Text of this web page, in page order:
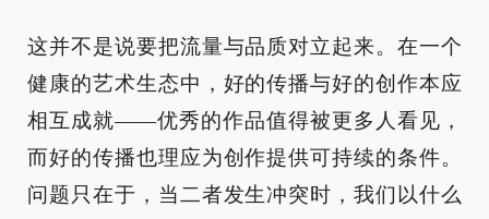
这并不是说要把流量与品质对立起来。在一个
健康的艺术生态中，好的传播与好的创作本应
相互成就——优秀的作品值得被更多人看见，
而好的传播也理应为创作提供可持续的条件。
问题只在于，当二者发生冲突时，我们以什么